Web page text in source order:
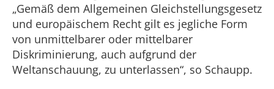
„Gemäß dem Allgemeinen Gleichstellungsgesetz
und europäischem Recht gilt es jegliche Form
von unmittelbarer oder mittelbarer
Diskriminierung, auch aufgrund der
Weltanschauung, zu unterlassen“, so Schaupp.